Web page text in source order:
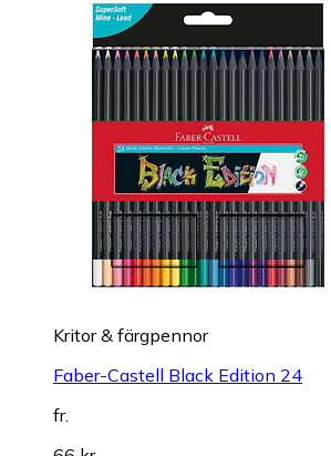
Kritor & färgpennor
Faber-Castell Black Edition 24
fr.